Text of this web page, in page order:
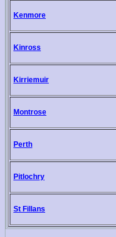
Kenmore
Kinross
Kirriemuir
Montrose
Perth
Pitlochry
St Fillans